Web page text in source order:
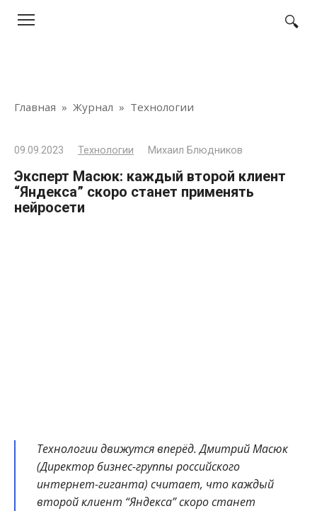
Главная » Журнал » Технологии
09.09.2023 Технологии Михаил Блюдников
Эксперт Масюк: каждый второй клиент
“Яндекса” скоро станет применять
нейросети
Технологии движутся вперёд. Дмитрий Масюк
(Директор бизнес-группы российского
интернет-гиганта) считает, что каждый
второй клиент “Яндекса” скоро станет